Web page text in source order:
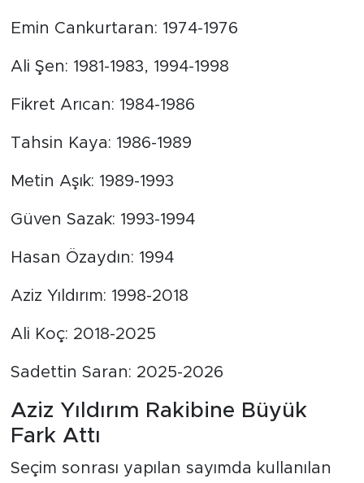
Emin Cankurtaran: 1974-1976
Ali Şen: 1981-1983, 1994-1998
Fikret Arıcan: 1984-1986
Tahsin Kaya: 1986-1989
Metin Aşık: 1989-1993
Güven Sazak: 1993-1994
Hasan Özaydın: 1994
Aziz Yıldırım: 1998-2018
Ali Koç: 2018-2025
Sadettin Saran: 2025-2026
Aziz Yıldırım Rakibine Büyük
Fark Attı
Seçim sonrası yapılan sayımda kullanılan